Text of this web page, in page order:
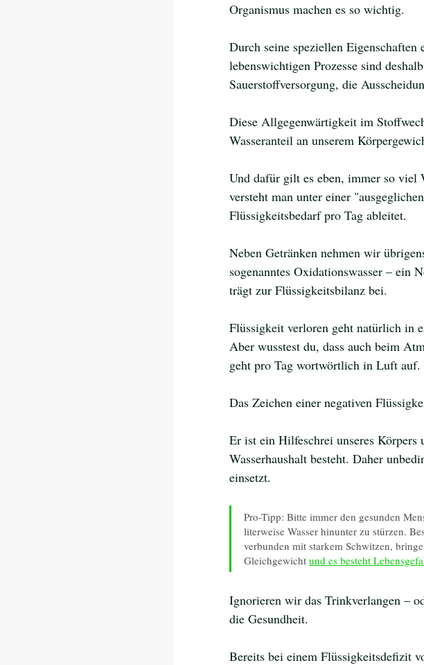
Organismus machen es so wichtig.
Durch seine speziellen
lebenswichtigen Prozesse sind
Sauerstoffversorgung, die
Diese Allgegenwärtigkeit im
Wasseranteil an unserem
Und dafür gilt es eben, immer so viel
versteht man unter einer
Flüssigkeitsbedarf pro Tag ableitet.
Neben Getränken nehmen wir
sogenanntes Oxidationswasser – ein
trägt zur Flüssigkeitsbilanz bei.
Flüssigkeit verloren geht natürlich in
Aber wusstest du, dass auch beim
geht pro Tag wortwörtlich in Luft auf.
Das Zeichen einer negativen
Er ist ein Hilfeschrei unseres
Wasserhaushalt besteht. Daher
einsetzt.
Pro-Tipp: Bitte immer den gesunden
literweise Wasser hinunter zu stürzen.
verbunden mit starkem Schwitzen,
Gleichgewicht und es besteht
Ignorieren wir das Trinkverlangen –
die Gesundheit.
Bereits bei einem Flüssigkeitsdefizit